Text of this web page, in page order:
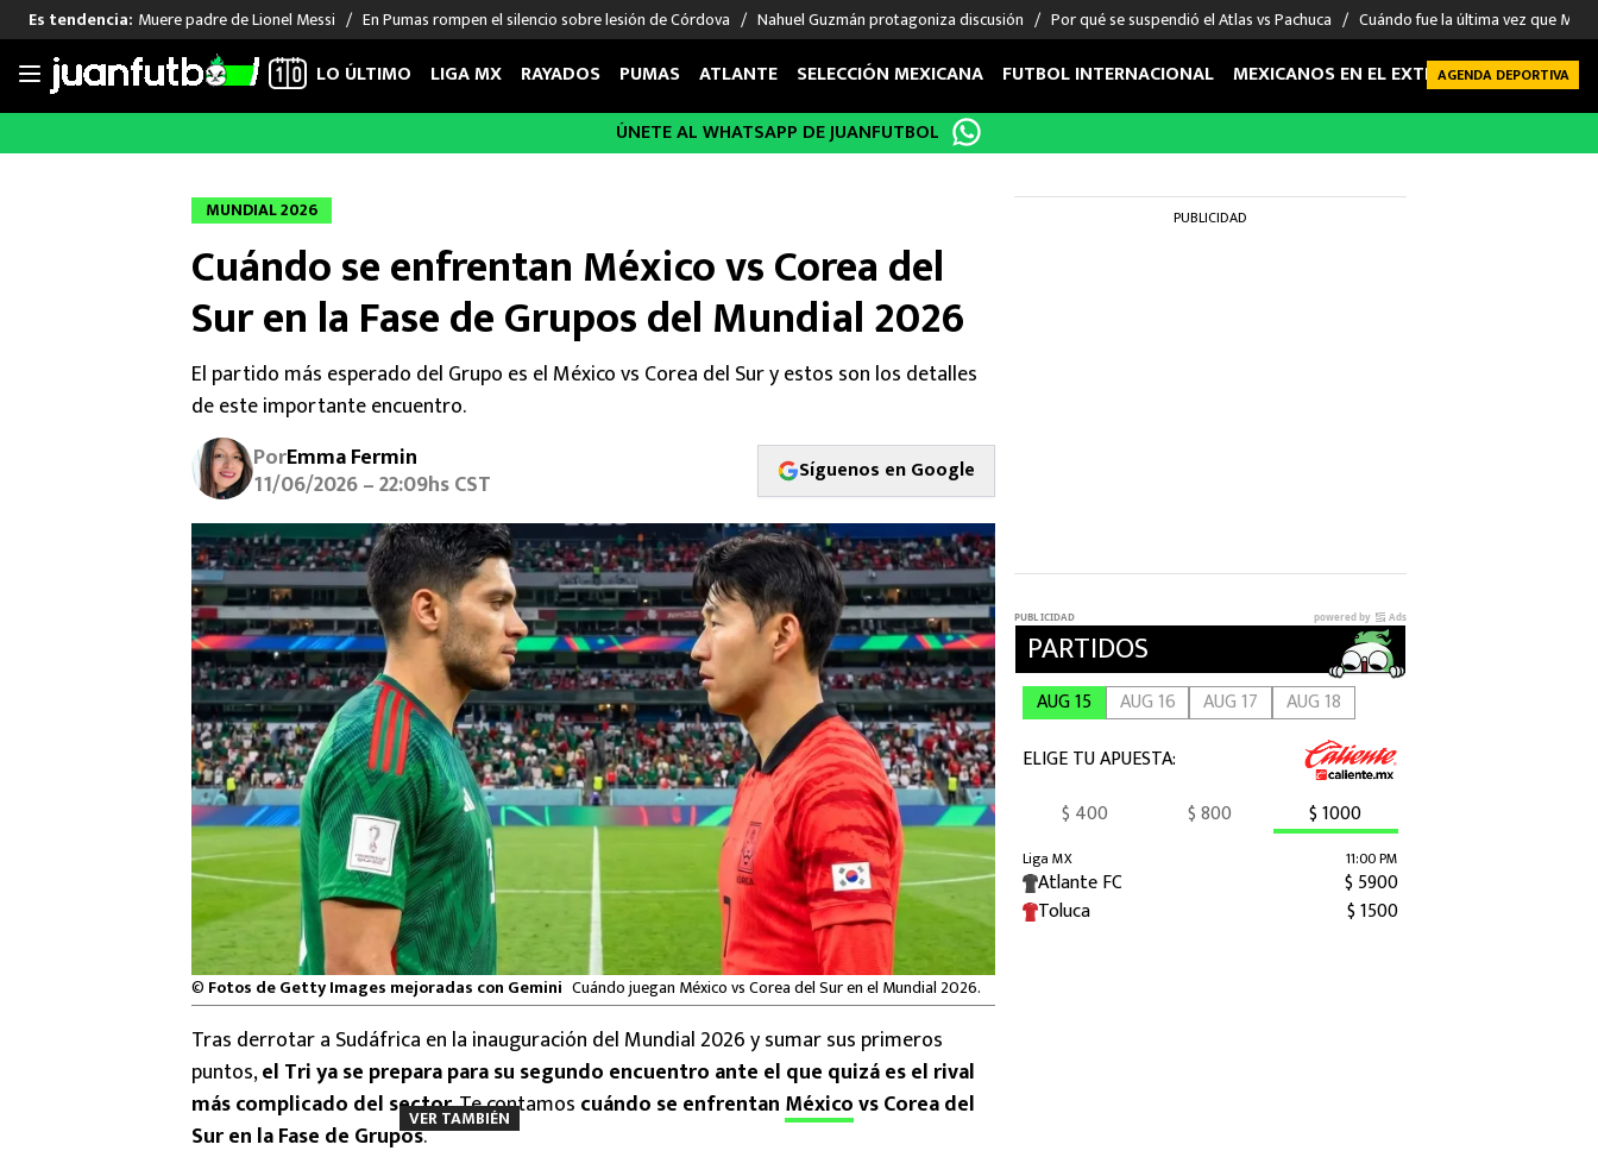
Saltar
Es tendencia: Muere padre de Lionel Messi En Pumas rompen el silencio sobre lesión de Córdova Nahuel Guzmán protagoniza discusión Por qué se suspendió el Atlas vs Pachuca Cuándo fue la última vez que
LIGA MX
Chivas de Guadalajara
FUT INTERNACIONAL
Las Noticias
Selección Mexicana
Champions League
Europa League
Real Madrid
Barcelona
MEXICANOS EN EL EXTRANJERO
Memo Ochoa
Chino Huerta
Edson Álvarez
Santiago Giménez
Rodrigo Huescas
FIGURAS
Sergio Ramos
Giorgos Giakoumakis
André Jardine
DEPORTES
Boxeo
NFL
NBA
LO ÚLTIMO LIGA MX RAYADOS PUMAS ATLANTE SELECCIÓN MEXICANA FUTBOL INTERNACIONAL MEXICANOS EN EL EXTRANJERO FUTBOL
AGENDA DEPORTIVA
ÚNETE AL WHATSAPP DE JUANFUTBOL
MUNDIAL 2026
Cuándo se enfrentan México vs Corea del
Sur en la Fase de Grupos del Mundial 2026
El partido más esperado del Grupo es el México vs Corea del Sur y estos son los detalles
de este importante encuentro.
PorEmma Fermin
11/06/2026 – 22:09hs CST Síguenos en Google
© Fotos de Getty Images mejoradas con Gemini Cuándo juegan México vs Corea del Sur en el Mundial 2026.
Tras derrotar a Sudáfrica en la inauguración del Mundial 2026 y sumar sus primeros
puntos,el Tri ya se prepara para su segundo encuentro ante el que quizá es el rival
más complicado del sector. Te contamos cuándo se enfrentan Méxicovs Corea del
Sur en la Fase de Grupos.
VER TAMBIÉN
PUBLICIDAD